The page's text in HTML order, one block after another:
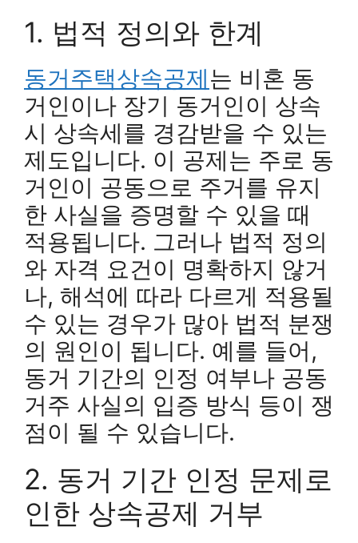
1. 법적 정의와 한계
동거주택상속공제는 비혼 동
거인이나 장기 동거인이 상속
시 상속세를 경감받을 수 있는
제도입니다. 이 공제는 주로 동
거인이 공동으로 주거를 유지
한 사실을 증명할 수 있을 때
적용됩니다. 그러나 법적 정의
와 자격 요건이 명확하지 않거
나, 해석에 따라 다르게 적용될
수 있는 경우가 많아 법적 분쟁
의 원인이 됩니다. 예를 들어,
동거 기간의 인정 여부나 공동
거주 사실의 입증 방식 등이 쟁
점이 될 수 있습니다.
2. 동거 기간 인정 문제로
인한 상속공제 거부